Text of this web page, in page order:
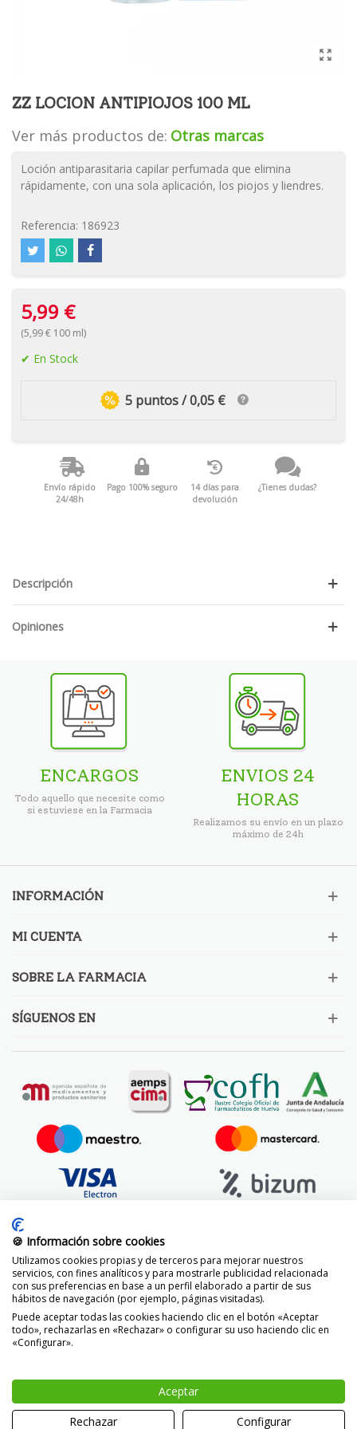
ZZ LOCION ANTIPIOJOS 100 ML
Ver más productos de: Otras marcas
Loción antiparasitaria capilar perfumada que elimina
rápidamente, con una sola aplicación, los piojos y liendres.
Referencia: 186923
5,99 €
(5,99 € 100 ml)
En Stock
5 puntos / 0,05 €
Envío rápido
24/48h
Pago 100% seguro
14 días para
devolución
¿Tienes dudas?
Descripción
Opiniones
ENCARGOS
Todo aquello que necesite como
si estuviese en la Farmacia
ENVIOS 24
HORAS
Realizamos su envío en un plazo
máximo de 24h
INFORMACIÓN
MI CUENTA
SOBRE LA FARMACIA
SÍGUENOS EN
© 2014 -2026 FarmaciaVizcaíno.com
🍪 Información sobre cookies
Utilizamos cookies propias y de terceros para mejorar nuestros
servicios, con fines analíticos y para mostrarle publicidad relacionada
con sus preferencias en base a un perfil elaborado a partir de sus
hábitos de navegación (por ejemplo, páginas visitadas).
Puede aceptar todas las cookies haciendo clic en el botón «Aceptar
todo», rechazarlas en «Rechazar» o configurar su uso haciendo clic en
«Configurar».
Aceptar
Rechazar
Configurar